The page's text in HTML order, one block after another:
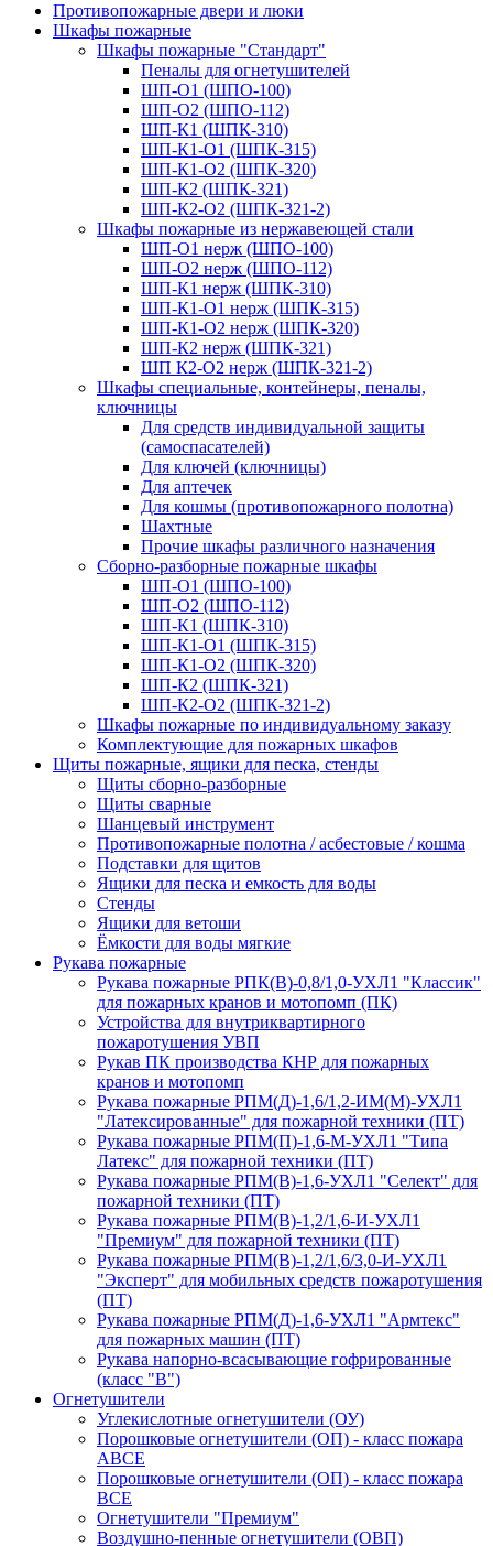
Противопожарные двери и люки
Шкафы пожарные
Шкафы пожарные "Стандарт"
Пеналы для огнетушителей
ШП-О1 (ШПО-100)
ШП-О2 (ШПО-112)
ШП-К1 (ШПК-310)
ШП-К1-О1 (ШПК-315)
ШП-К1-О2 (ШПК-320)
ШП-К2 (ШПК-321)
ШП-К2-О2 (ШПК-321-2)
Шкафы пожарные из нержавеющей стали
ШП-О1 нерж (ШПО-100)
ШП-О2 нерж (ШПО-112)
ШП-К1 нерж (ШПК-310)
ШП-К1-О1 нерж (ШПК-315)
ШП-К1-О2 нерж (ШПК-320)
ШП-К2 нерж (ШПК-321)
ШП К2-О2 нерж (ШПК-321-2)
Шкафы специальные, контейнеры, пеналы,
ключницы
Для средств индивидуальной защиты
(самоспасателей)
Для ключей (ключницы)
Для аптечек
Для кошмы (противопожарного полотна)
Шахтные
Прочие шкафы различного назначения
Сборно-разборные пожарные шкафы
ШП-О1 (ШПО-100)
ШП-О2 (ШПО-112)
ШП-К1 (ШПК-310)
ШП-К1-О1 (ШПК-315)
ШП-К1-О2 (ШПК-320)
ШП-К2 (ШПК-321)
ШП-К2-О2 (ШПК-321-2)
Шкафы пожарные по индивидуальному заказу
Комплектующие для пожарных шкафов
Щиты пожарные, ящики для песка, стенды
Щиты сборно-разборные
Щиты сварные
Шанцевый инструмент
Противопожарные полотна / асбестовые / кошма
Подставки для щитов
Ящики для песка и емкость для воды
Стенды
Ящики для ветоши
Ёмкости для воды мягкие
Рукава пожарные
Рукава пожарные РПК(В)-0,8/1,0-УХЛ1 "Классик"
для пожарных кранов и мотопомп (ПК)
Устройства для внутриквартирного
пожаротушения УВП
Рукав ПК производства КНР для пожарных
кранов и мотопомп
Рукава пожарные РПМ(Д)-1,6/1,2-ИМ(M)-УХЛ1
"Латексированные" для пожарной техники (ПТ)
Рукава пожарные РПМ(П)-1,6-М-УХЛ1 "Типа
Латекс" для пожарной техники (ПТ)
Рукава пожарные РПМ(В)-1,6-УХЛ1 "Селект" для
пожарной техники (ПТ)
Рукава пожарные РПМ(В)-1,2/1,6-И-УХЛ1
"Премиум" для пожарной техники (ПТ)
Рукава пожарные РПМ(В)-1,2/1,6/3,0-И-УХЛ1
"Эксперт" для мобильных средств пожаротушения
(ПТ)
Рукава пожарные РПМ(Д)-1,6-УХЛ1 "Армтекс"
для пожарных машин (ПТ)
Рукава напорно-всасывающие гофрированные
(класс "В")
Огнетушители
Углекислотные огнетушители (ОУ)
Порошковые огнетушители (ОП) - класс пожара
АВСЕ
Порошковые огнетушители (ОП) - класс пожара
ВСЕ
Огнетушители "Премиум"
Воздушно-пенные огнетушители (ОВП)